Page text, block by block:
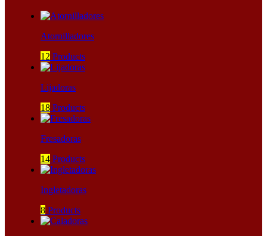
Atornilladores
12 Products
Lijadoras
18 Products
Fresadoras
14 Products
Ingletadoras
8 Products